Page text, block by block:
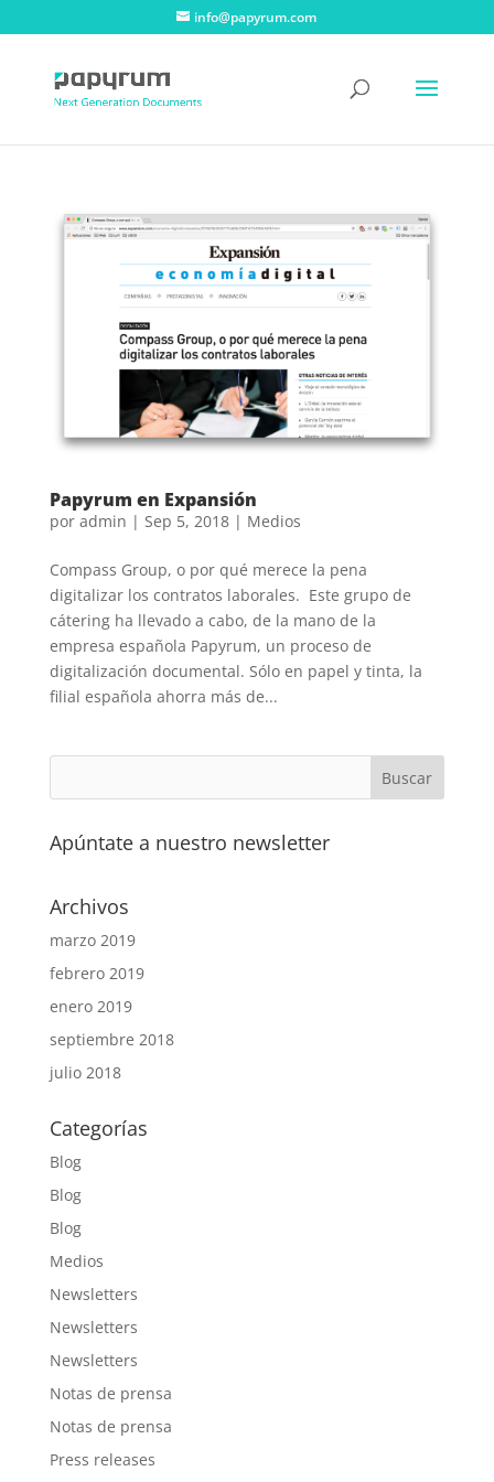
info@papyrum.com
Papyrum en Expansión
por admin | Sep 5, 2018| Medios
Compass Group, o por qué merece la pena
digitalizar los contratos laborales. Este grupo de
cátering ha llevado a cabo, de la mano de la
empresa española Papyrum, un proceso de
digitalización documental. Sólo en papel y tinta, la
filial española ahorra más de...
Apúntate a nuestro newsletter
Archivos
marzo 2019
febrero 2019
enero 2019
septiembre 2018
julio 2018
Categorías
Blog
Blog
Blog
Medios
Newsletters
Newsletters
Newsletters
Notas de prensa
Notas de prensa
Press releases